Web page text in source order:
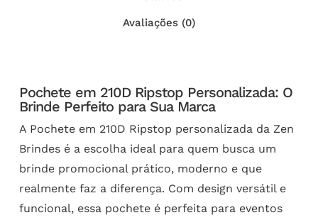
Avaliações (0)
Pochete em 210D Ripstop Personalizada: O
Brinde Perfeito para Sua Marca
A Pochete em 210D Ripstop personalizada da Zen
Brindes é a escolha ideal para quem busca um
brinde promocional prático, moderno e que
realmente faz a diferença. Com design versátil e
funcional, essa pochete é perfeita para eventos